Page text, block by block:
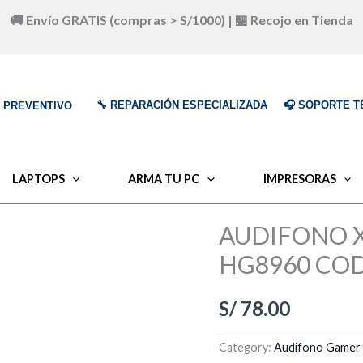
🚚 Envío GRATIS (compras > S/1000) | 🏪 Recojo en Tienda
🔧 REPARACIÓN ESPECIALIZADA 🎧 SOPORTE
LAPTOPS ARMA TU PC IMPRESORAS
AUDIFONO
HG8960
S/78.00
Category:Audifono Gamer